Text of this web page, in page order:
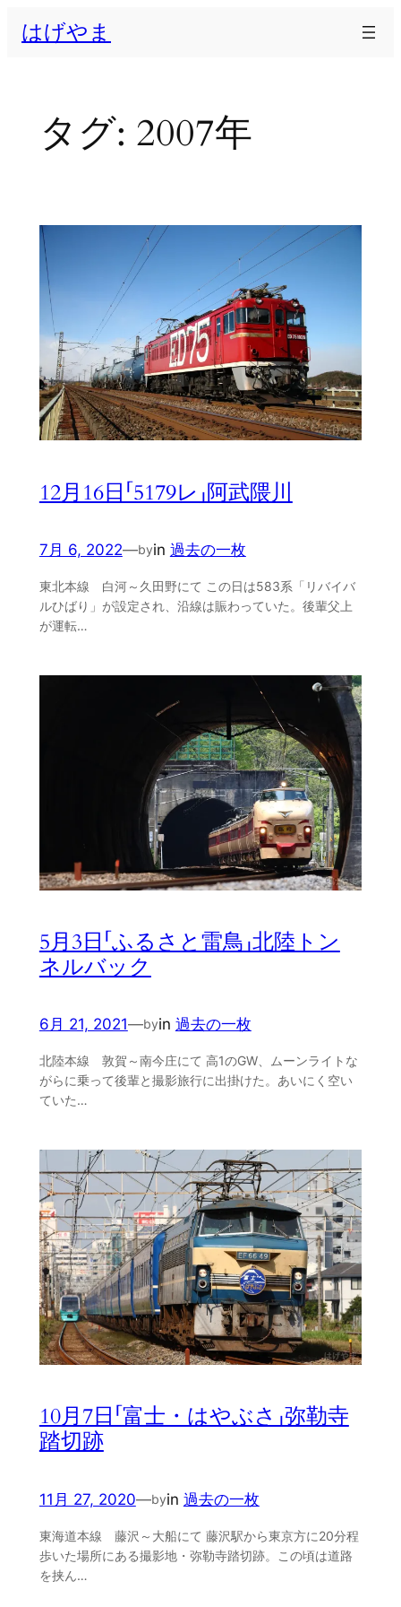
はげやま
タグ: 2007年
12月16日「5179レ」阿武隈川
7月 6, 2022—byin 過去の一枚
東北本線 白河～久田野にて この日は583系「リバイバ
ルひばり」が設定され、沿線は賑わっていた。後輩父上
が運転…
5月3日「ふるさと雷鳥」北陸トン
ネルバック
6月 21, 2021—byin 過去の一枚
北陸本線 敦賀～南今庄にて 高1のGW、ムーンライトな
がらに乗って後輩と撮影旅行に出掛けた。あいにく空い
ていた…
10月7日「富士・はやぶさ」弥勒寺
踏切跡
11月 27, 2020—byin 過去の一枚
東海道本線 藤沢～大船にて 藤沢駅から東京方に20分程
歩いた場所にある撮影地・弥勒寺踏切跡。この頃は道路
を挟ん…